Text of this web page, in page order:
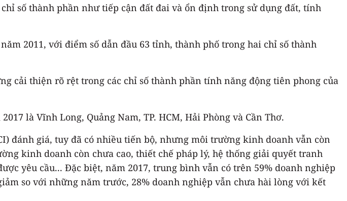
số thành phần như tiếp cận đất đai và ổn định trong sử dụng đất, tính
2011, với điểm số dẫn đầu 63 tỉnh, thành phố trong hai chỉ số thành
cải thiện rõ rệt trong các chỉ số thành phần tính năng động tiên phong của
là Vĩnh Long, Quảng Nam, TP. HCM, Hải Phòng và Cần Thơ.
đánh giá, tuy đã có nhiều tiến bộ, nhưng môi trường kinh doanh vẫn còn
kinh doanh còn chưa cao, thiết chế pháp lý, hệ thống giải quyết tranh
yêu cầu... Đặc biệt, năm 2017, trung bình vẫn có trên 59% doanh nghiệp
so với những năm trước, 28% doanh nghiệp vẫn chưa hài lòng với kết